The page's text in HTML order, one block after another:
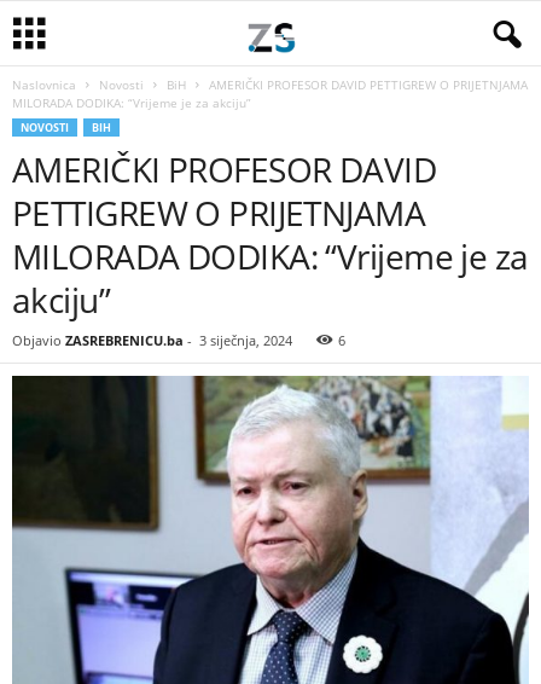
Naslovnica Novosti BiH
AMERIČKI PROFESOR DAVID PETTIGREW O PRIJETNJAMA
MILORADA DODIKA: “Vrijeme je za akciju”
NOVOSTI BIH
AMERIČKI PROFESOR DAVID
PETTIGREW O PRIJETNJAMA
MILORADA DODIKA: “Vrijeme je za
akciju”
Objavio ZASREBRENICU.ba - 3 siječnja, 2024 6